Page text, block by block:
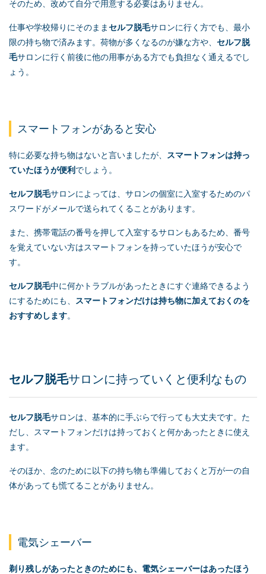
そのため、改めて自分で用意する必要はありません。
仕事や学校帰りにそのままセルフ脱毛サロンに行く方でも、最小
限の持ち物で済みます。荷物が多くなるのが嫌な方や、 セルフ脱
毛サロンに行く前後に他の用事がある方でも負担なく通えるでし
ょう。
スマートフォンがあると安心
特に必要な持ち物はないと言いましたが、
スマートフォンは持っ
ていたほうが便利でしょう。
セルフ脱毛サロンによっては、サロンの個室に入室するためのパ
スワードがメールで送られてくることがあります。
また、携帯電話の番号を押して入室するサロンもあるため、番号
を覚えていない方はスマートフォンを持っていたほうが安心で
す。
セルフ脱毛中に何かトラブルがあったときにすぐ連絡できるよう
にするためにも、
スマートフォンだけは持ち物に加えておくのを
おすすめします。
セルフ脱毛サロンに持っていくと便利なもの
セルフ脱毛サロンは、基本的に手ぶらで行っても大丈夫です。た
だし、スマートフォンだけは持っておくと何かあったときに使え
ます。
そのほか、念のために以下の持ち物も準備しておくと万が一の自
体があっても慌てることがありません。
電気シェーバー
剃り残しがあったときのためにも、電気シェーバーはあったほう